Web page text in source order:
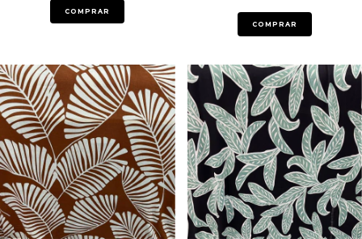
COMPRAR
COMPRAR